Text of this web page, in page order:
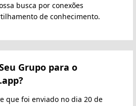
busca por conexões
de conhecimento.
Grupo para o
que foi enviado no dia 20 de